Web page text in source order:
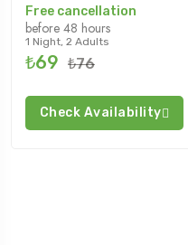
Free cancellation
before 48 hours
1 Night, 2 Adults
₺69 ₺76
Check Availability